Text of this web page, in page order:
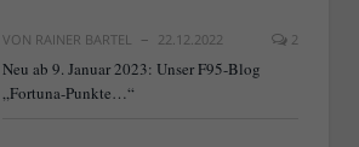
VON RAINER BARTEL 22.12.2022 2
Neu ab 9. Januar 2023: Unser F95-Blog
„Fortuna-Punkte…“